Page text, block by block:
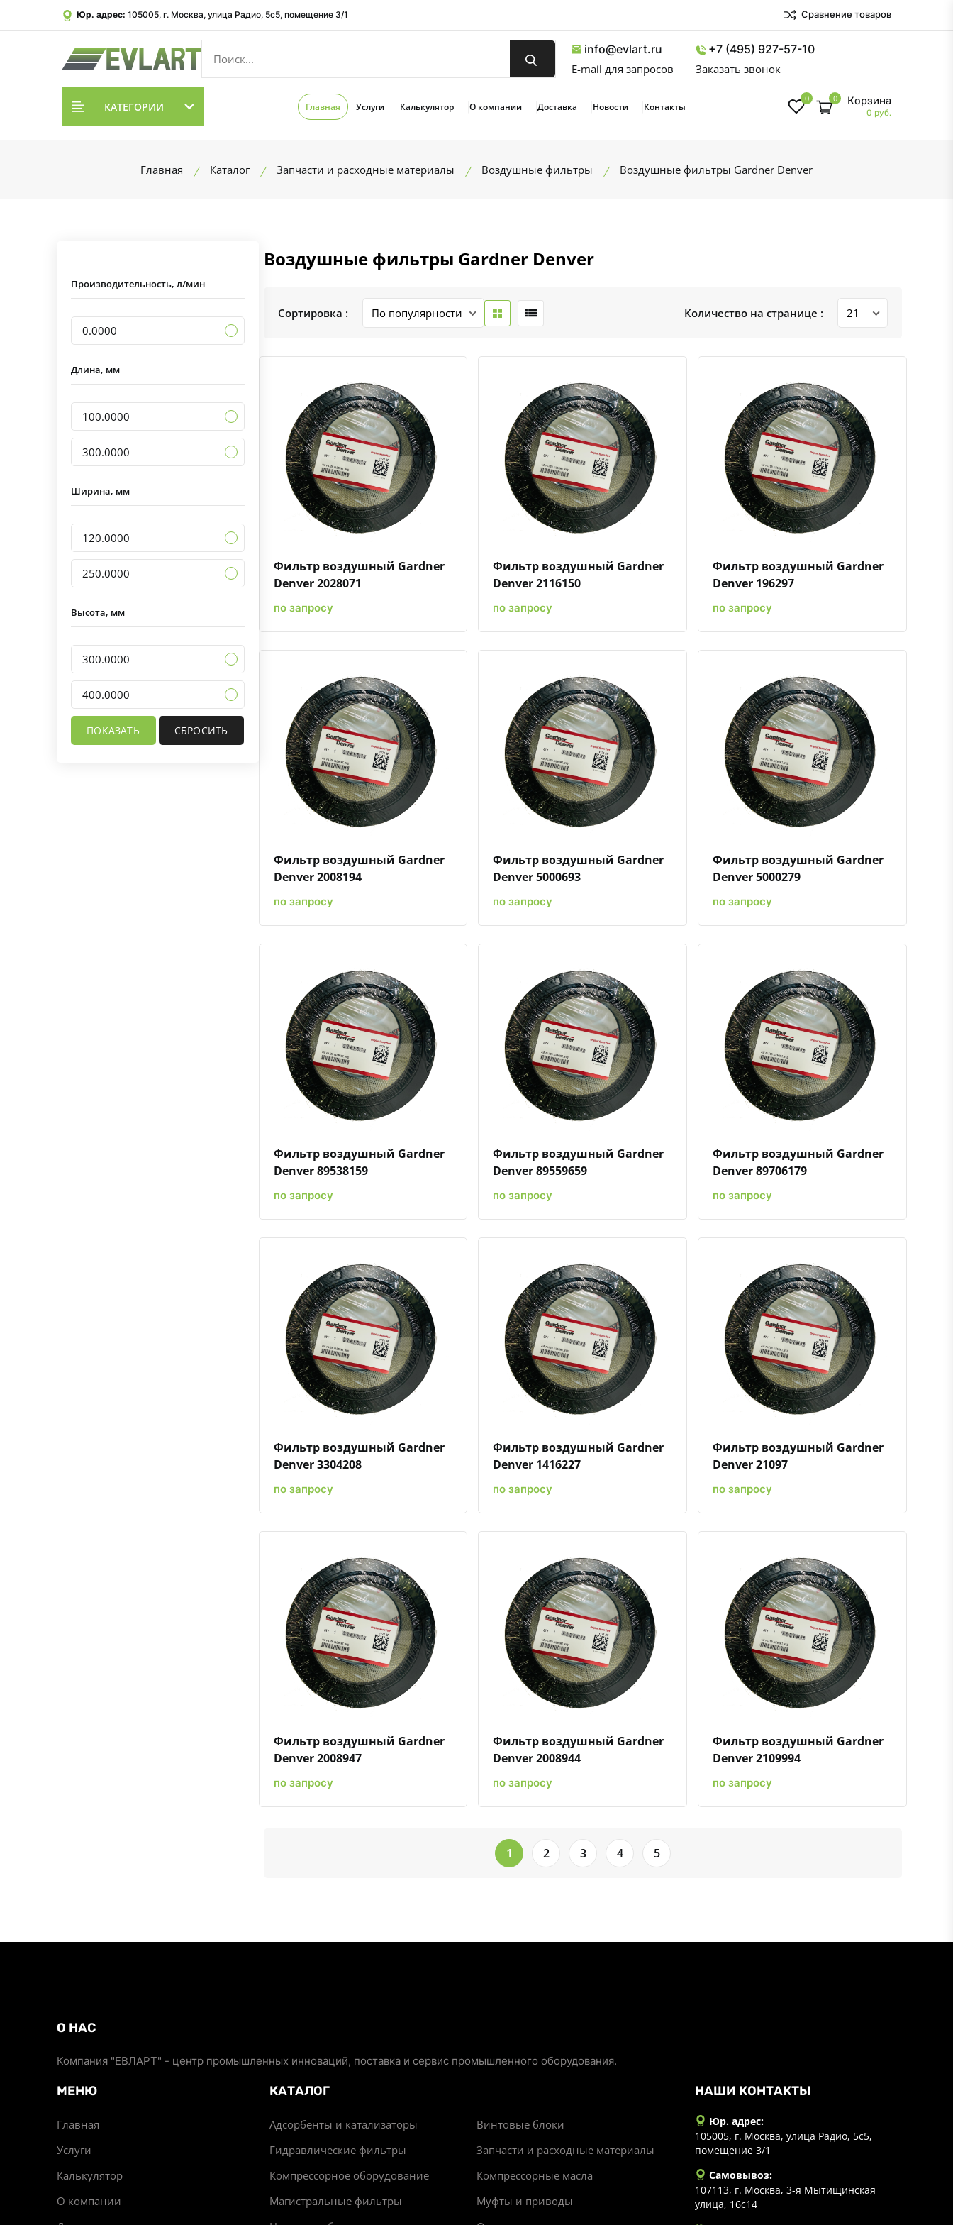
Юр. адрес: 105005, г. Москва, улица Радио, 5с5, помещение 3/1 Сравнение товаров
info@evlart.ru
E-mail для запросов
+7 (495) 927-57-10
Заказать звонок
КАТЕГОРИИ Главная Услуги Калькулятор О компании Доставка Новости Контакты
0 0 Корзина
0 руб.
Главная Каталог Запчасти и расходные материалы Воздушные фильтры Воздушные фильтры Gardner Denver
Производительность, л/мин
0.0000
Длина, мм
100.0000
300.0000
Ширина, мм
120.0000
250.0000
Высота, мм
300.0000
400.0000
Воздушные фильтры Gardner Denver
Сортировка : Количество на странице :
Быстрый просмотрДобавить к сравнению
Добавить в избранное
Фильтр воздушный Gardner
Denver 2028071
по запросу
Быстрый просмотрДобавить к сравнению
Добавить в избранное
Фильтр воздушный Gardner
Denver 2116150
по запросу
Быстрый просмотрДобавить к сравнению
Добавить в избранное
Фильтр воздушный Gardner
Denver 196297
по запросу
Быстрый просмотрДобавить к сравнению
Добавить в избранное
Фильтр воздушный Gardner
Denver 2008194
по запросу
Быстрый просмотрДобавить к сравнению
Добавить в избранное
Фильтр воздушный Gardner
Denver 5000693
по запросу
Быстрый просмотрДобавить к сравнению
Добавить в избранное
Фильтр воздушный Gardner
Denver 5000279
по запросу
Быстрый просмотрДобавить к сравнению
Добавить в избранное
Фильтр воздушный Gardner
Denver 89538159
по запросу
Быстрый просмотрДобавить к сравнению
Добавить в избранное
Фильтр воздушный Gardner
Denver 89559659
по запросу
Быстрый просмотрДобавить к сравнению
Добавить в избранное
Фильтр воздушный Gardner
Denver 89706179
по запросу
Быстрый просмотрДобавить к сравнению
Добавить в избранное
Фильтр воздушный Gardner
Denver 3304208
по запросу
Быстрый просмотрДобавить к сравнению
Добавить в избранное
Фильтр воздушный Gardner
Denver 1416227
по запросу
Быстрый просмотрДобавить к сравнению
Добавить в избранное
Фильтр воздушный Gardner
Denver 21097
по запросу
Быстрый просмотрДобавить к сравнению
Добавить в избранное
Фильтр воздушный Gardner
Denver 2008947
по запросу
Быстрый просмотрДобавить к сравнению
Добавить в избранное
Фильтр воздушный Gardner
Denver 2008944
по запросу
Быстрый просмотрДобавить к сравнению
Добавить в избранное
Фильтр воздушный Gardner
Denver 2109994
по запросу
1 2 3 4 5
О НАС
Компания "ЕВЛАРТ" - центр промышленных инноваций, поставка и сервис промышленного оборудования.
МЕНЮ
Главная
Услуги
Калькулятор
О компании
КАТАЛОГ
Адсорбенты и катализаторы
Винтовые блоки
Гидравлические фильтры
Запчасти и расходные материалы
Компрессорное оборудование
Компрессорные масла
Магистральные фильтры
Муфты и приводы
НАШИ КОНТАКТЫ
Юр. адрес:
105005, г. Москва, улица Радио, 5с5,
помещение 3/1
Самовывоз:
107113, г. Москва, 3-я Мытищинская
улица, 16с14